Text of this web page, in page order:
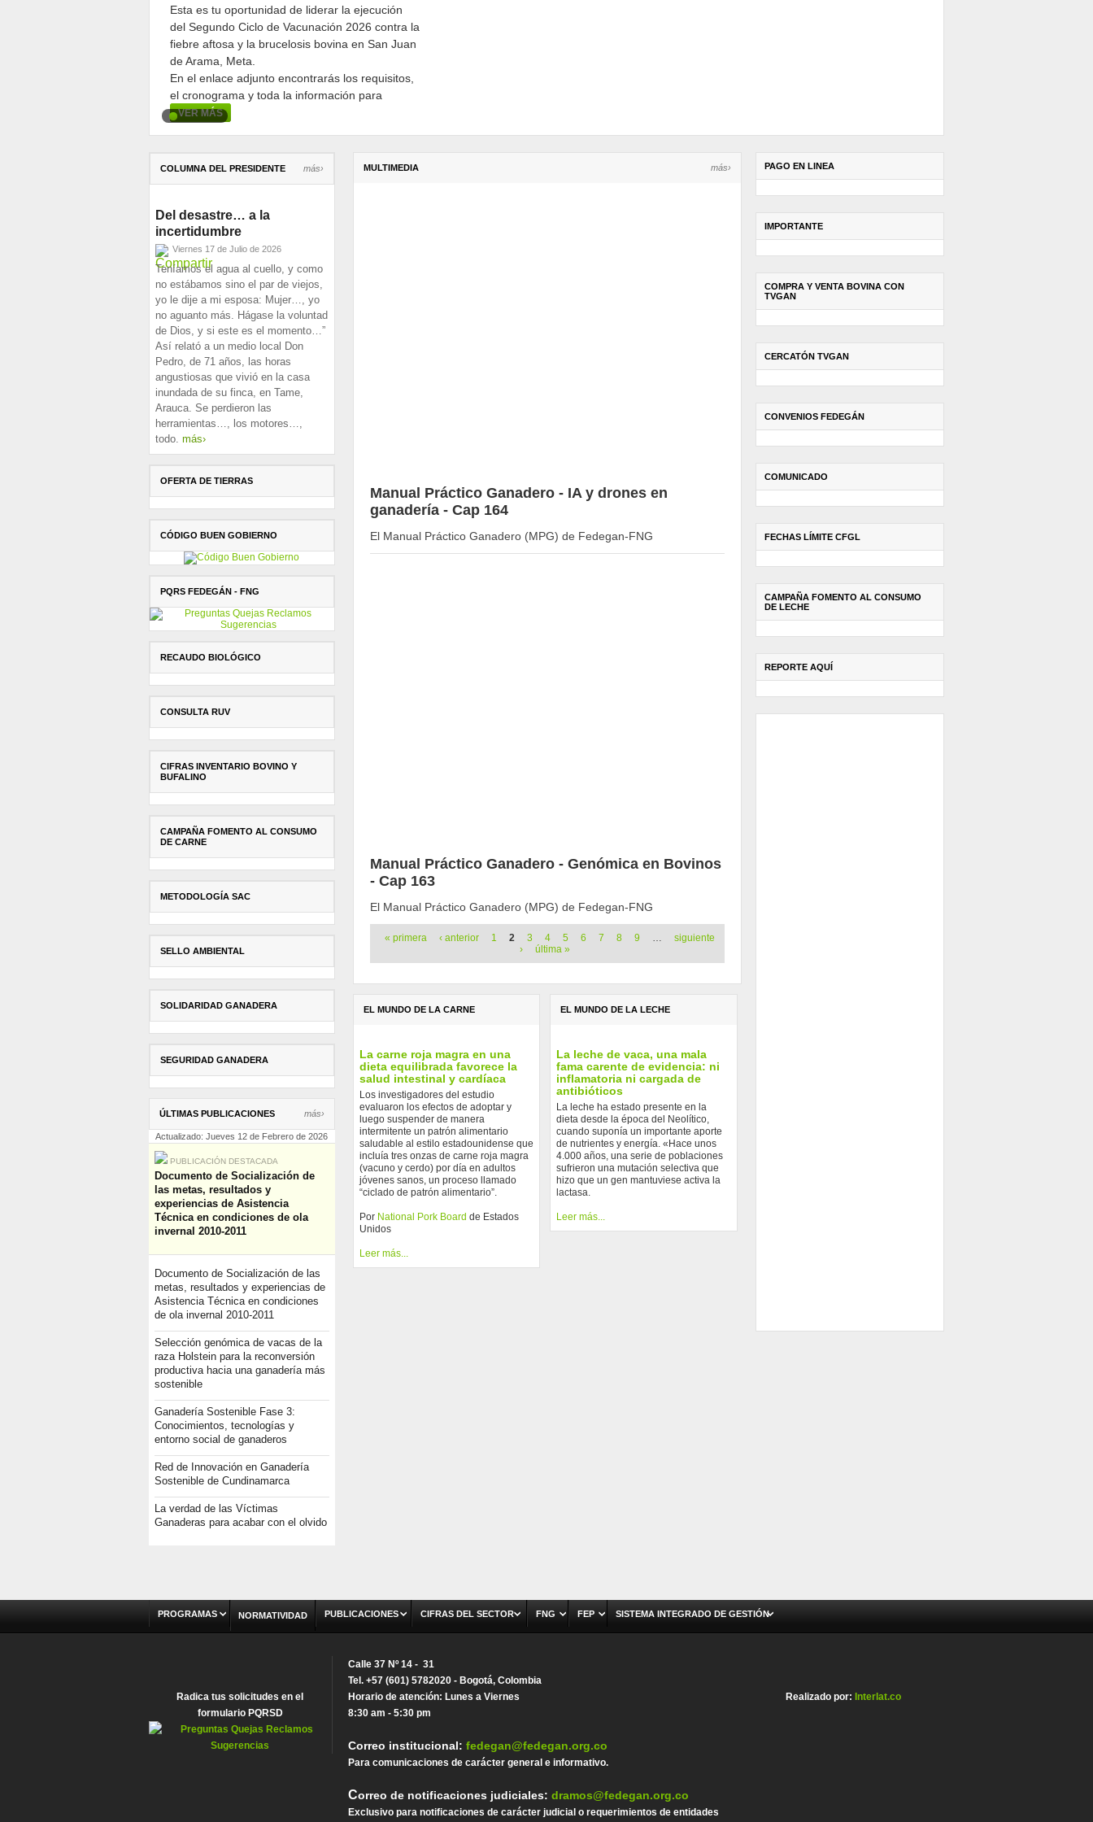
Esta es tu oportunidad de liderar la ejecución
del Segundo Ciclo de Vacunación 2026 contra la
fiebre aftosa y la brucelosis bovina en San Juan
de Arama, Meta.
En el enlace adjunto encontrarás los requisitos,
el cronograma y toda la información para
participar.
VER MÁS
COLUMNA DEL PRESIDENTE más›
Del desastre… a la
incertidumbre
Viernes 17 de Julio de 2026
Teníamos el agua al cuello, y como
no estábamos sino el par de viejos,
yo le dije a mi esposa: Mujer…, yo
no aguanto más. Hágase la voluntad
de Dios, y si este es el momento…”
Así relató a un medio local Don
Pedro, de 71 años, las horas
angustiosas que vivió en la casa
inundada de su finca, en Tame,
Arauca. Se perdieron las
herramientas…, los motores…,
todo. más›
OFERTA DE TIERRAS
CÓDIGO BUEN GOBIERNO
PQRS FEDEGÁN - FNG
RECAUDO BIOLÓGICO
CONSULTA RUV
CIFRAS INVENTARIO BOVINO Y
BUFALINO
CAMPAÑA FOMENTO AL CONSUMO
DE CARNE
METODOLOGÍA SAC
SELLO AMBIENTAL
SOLIDARIDAD GANADERA
SEGURIDAD GANADERA
ÚLTIMAS PUBLICACIONES más›
Actualizado: Jueves 12 de Febrero de 2026
PUBLICACIÓN DESTACADA
Documento de Socialización de
las metas, resultados y
experiencias de Asistencia
Técnica en condiciones de ola
invernal 2010-2011
Documento de Socialización de las
metas, resultados y experiencias de
Asistencia Técnica en condiciones
de ola invernal 2010-2011
Selección genómica de vacas de la
raza Holstein para la reconversión
productiva hacia una ganadería más
sostenible
Ganadería Sostenible Fase 3:
Conocimientos, tecnologías y
entorno social de ganaderos
Red de Innovación en Ganadería
Sostenible de Cundinamarca
La verdad de las Víctimas
Ganaderas para acabar con el olvido
MULTIMEDIA más›
Manual Práctico Ganadero - IA y drones en
ganadería - Cap 164
El Manual Práctico Ganadero (MPG) de Fedegan-FNG
Manual Práctico Ganadero - Genómica en Bovinos
- Cap 163
El Manual Práctico Ganadero (MPG) de Fedegan-FNG
Páginas
« primera ‹ anterior 1 2 3 4 5 6 7 8 9 …
siguiente
›
última »
EL MUNDO DE LA CARNE
La carne roja magra en una
dieta equilibrada favorece la
salud intestinal y cardíaca
Los investigadores del estudio
evaluaron los efectos de adoptar y
luego suspender de manera
intermitente un patrón alimentario
saludable al estilo estadounidense que
incluía tres onzas de carne roja magra
(vacuno y cerdo) por día en adultos
jóvenes sanos, un proceso llamado
“ciclado de patrón alimentario”.
Por National Pork Board de Estados
Unidos
Leer más...
EL MUNDO DE LA LECHE
La leche de vaca, una mala
fama carente de evidencia: ni
inflamatoria ni cargada de
antibióticos
La leche ha estado presente en la
dieta desde la época del Neolítico,
cuando suponía un importante aporte
de nutrientes y energía. «Hace unos
4.000 años, una serie de poblaciones
sufrieron una mutación selectiva que
hizo que un gen mantuviese activa la
lactasa.
Leer más...
PAGO EN LINEA
IMPORTANTE
COMPRA Y VENTA BOVINA CON
TVGAN
CERCATÓN TVGAN
CONVENIOS FEDEGÁN
COMUNICADO
FECHAS LÍMITE CFGL
CAMPAÑA FOMENTO AL CONSUMO
DE LECHE
REPORTE AQUÍ
PROGRAMAS NORMATIVIDAD PUBLICACIONES CIFRAS DEL SECTOR FNG FEP SISTEMA INTEGRADO DE GESTIÓN
Radica tus solicitudes en el
formulario PQRSD
Calle 37 Nº 14 - 31
Tel. +57 (601) 5782020 - Bogotá, Colombia
Horario de atención: Lunes a Viernes
8:30 am - 5:30 pm
Correo institucional:fedegan@fedegan.org.co
Para comunicaciones de carácter general e informativo.
Correo de notificaciones judiciales:dramos@fedegan.org.co
Exclusivo para notificaciones de carácter judicial o requerimientos de entidades
Realizado por: Interlat.co